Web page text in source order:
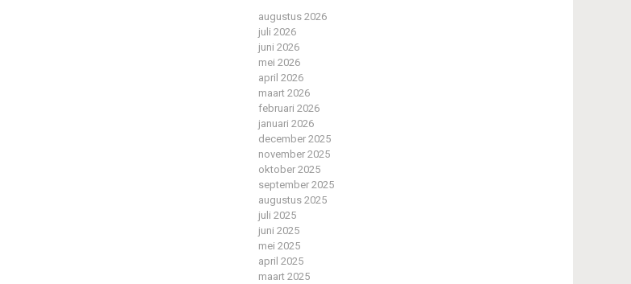
augustus 2026
juli 2026
juni 2026
mei 2026
april 2026
maart 2026
februari 2026
januari 2026
december 2025
november 2025
oktober 2025
september 2025
augustus 2025
juli 2025
juni 2025
mei 2025
april 2025
maart 2025